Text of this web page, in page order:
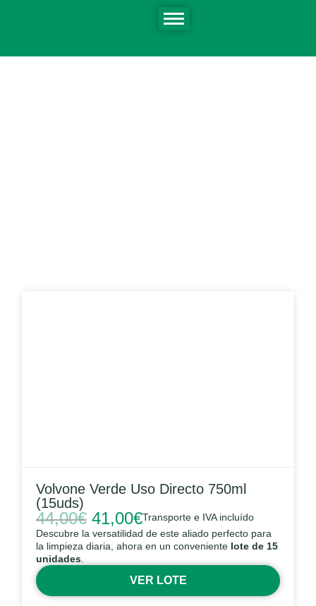
Volvone Verde Uso Directo 750ml
(15uds)
44,00€ 41,00€Transporte e IVA incluído
Descubre la versatilidad de este aliado perfecto para
la limpieza diaria, ahora en un conveniente lote de 15
unidades
VER LOTE